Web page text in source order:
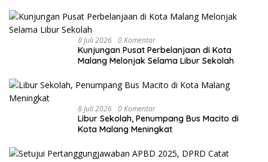
8 Juli 2026 0 Komentar
Kunjungan Pusat Perbelanjaan di Kota
Malang Melonjak Selama Libur Sekolah
8 Juli 2026 0 Komentar
Libur Sekolah, Penumpang Bus Macito di
Kota Malang Meningkat